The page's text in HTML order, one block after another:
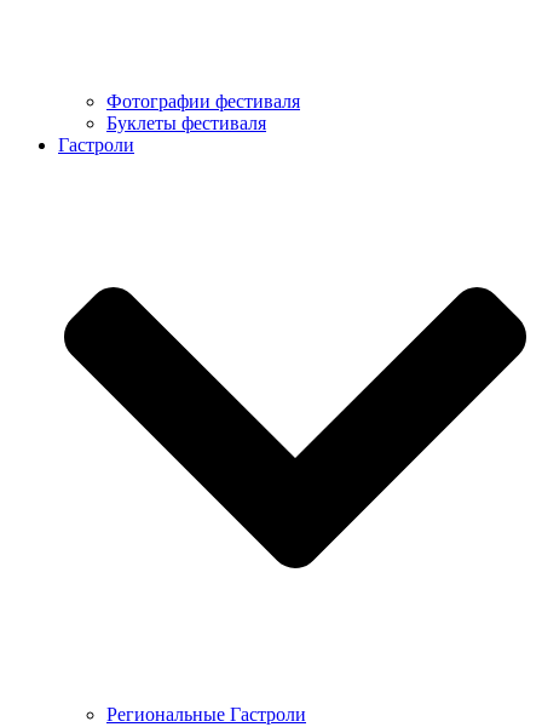
Фотографии фестиваля
Буклеты фестиваля
Гастроли
Региональные Гастроли